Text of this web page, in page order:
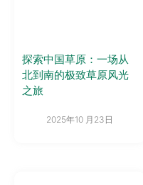
探索中国草原：一场从
北到南的极致草原风光
之旅
2025年10 月23日